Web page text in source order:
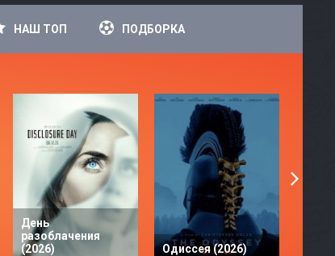
НАШ ТОП ПОДБОРКА
День
разоблачения
(2026)
Одиссея (2026)